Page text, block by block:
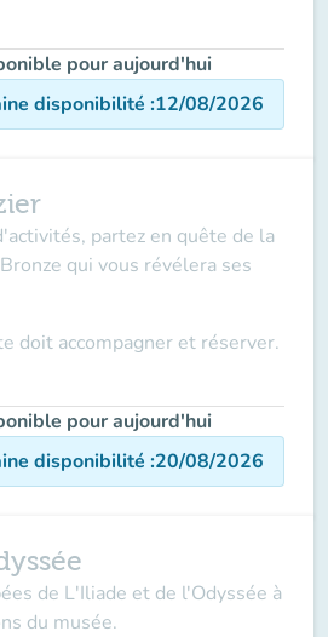
pour aujourd'hui
disponibilité :12/08/2026
partez en quête de la
qui vous révélera ses
doit accompagner et réserver.
pour aujourd'hui
disponibilité :20/08/2026
de L'Iliade et de l'Odyssée à
du musée.